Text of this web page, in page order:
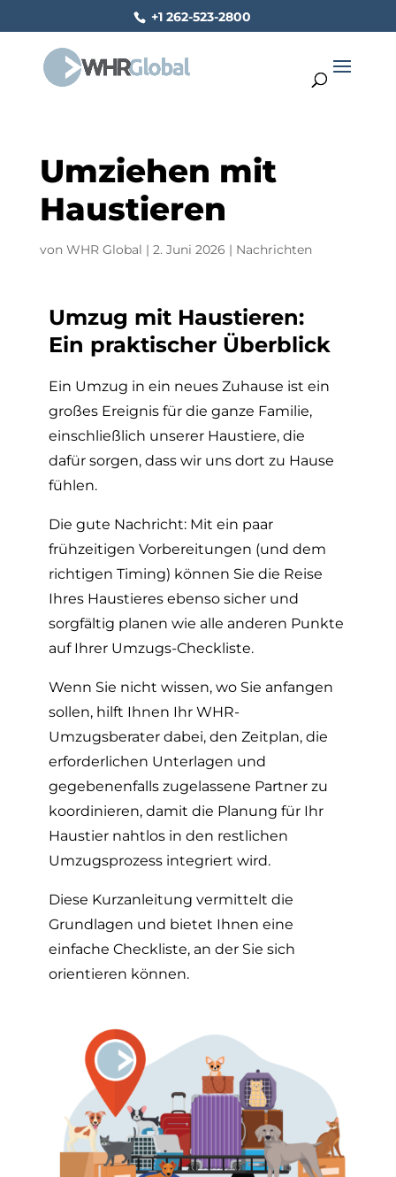
+1 262-523-2800
Umziehen mit
Haustieren
von WHR Global | 2. Juni 2026 | Nachrichten
Umzug mit Haustieren:
Ein praktischer Überblick
Ein Umzug in ein neues Zuhause ist ein
großes Ereignis für die ganze Familie,
einschließlich unserer Haustiere, die
dafür sorgen, dass wir uns dort zu Hause
fühlen.
Die gute Nachricht: Mit ein paar
frühzeitigen Vorbereitungen (und dem
richtigen Timing) können Sie die Reise
Ihres Haustieres ebenso sicher und
sorgfältig planen wie alle anderen Punkte
auf Ihrer Umzugs-Checkliste.
Wenn Sie nicht wissen, wo Sie anfangen
sollen, hilft Ihnen Ihr WHR-
Umzugsberater dabei, den Zeitplan, die
erforderlichen Unterlagen und
gegebenenfalls zugelassene Partner zu
koordinieren, damit die Planung für Ihr
Haustier nahtlos in den restlichen
Umzugsprozess integriert wird.
Diese Kurzanleitung vermittelt die
Grundlagen und bietet Ihnen eine
einfache Checkliste, an der Sie sich
orientieren können.